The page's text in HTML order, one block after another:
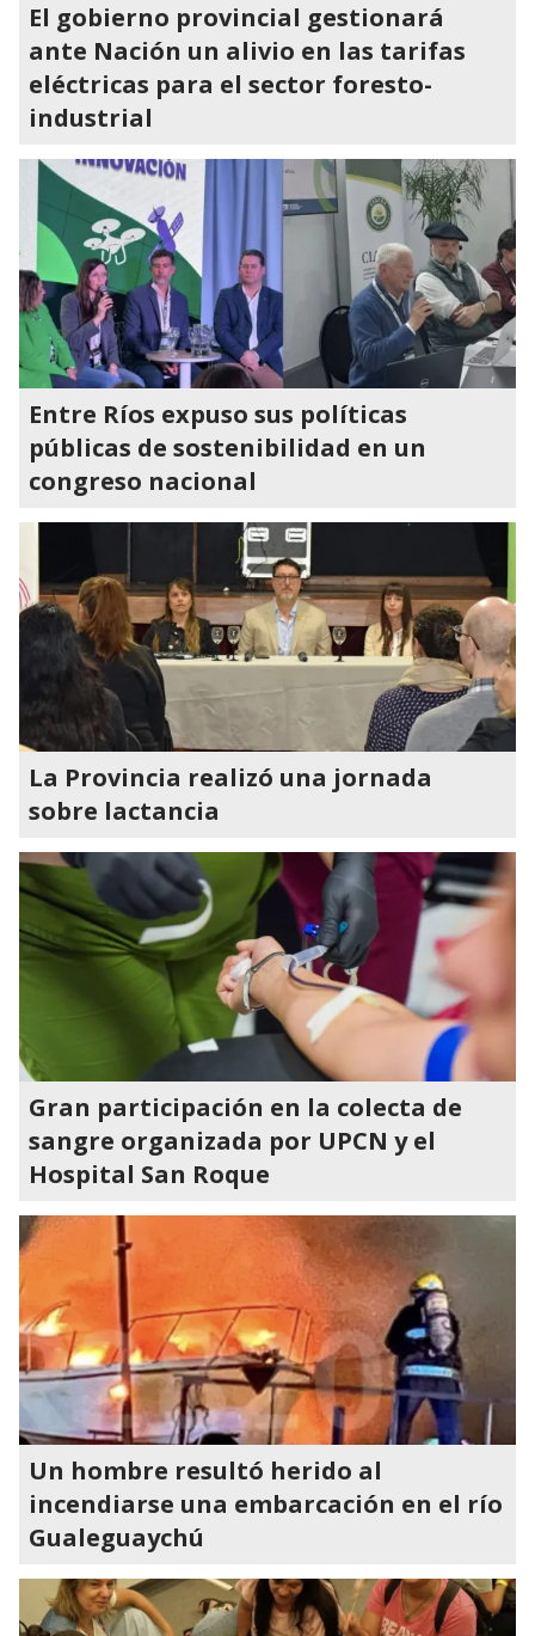
El gobierno provincial gestionará
ante Nación un alivio en las tarifas
eléctricas para el sector foresto-
industrial
Entre Ríos expuso sus políticas
públicas de sostenibilidad en un
congreso nacional
La Provincia realizó una jornada
sobre lactancia
Gran participación en la colecta de
sangre organizada por UPCN y el
Hospital San Roque
Un hombre resultó herido al
incendiarse una embarcación en el río
Gualeguaychú